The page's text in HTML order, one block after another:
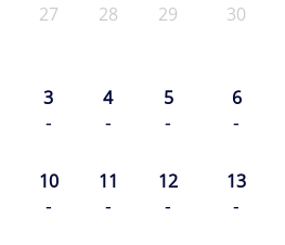
27 28 29 30
3
-
4
-
5
-
6
-
10
-
11
-
12
-
13
-